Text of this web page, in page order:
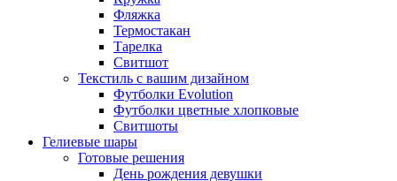
Фляжка
Термостакан
Тарелка
Свитшот
Текстиль с вашим дизайном
Футболки Evolution
Футболки цветные хлопковые
Свитшоты
Гелиевые шары
Готовые решения
День рождения девушки